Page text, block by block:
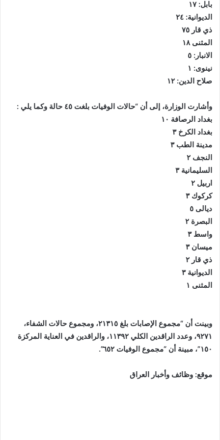
بابل: ١٧
الديوانية: ٢٤
ذي قار ٧٥
المثنى ١٨
الانبار: ٥
نينوى: ١
صلاح الدين: ١٢
وأشارت الوزارة، إلى أن “حالات الوفيات بلغت ٤٥ حالة وكما يلي :
بغداد الرصافة ١٠
بغداد الكرخ ٣
مدينة الطب ٣
النجف ٢
السليمانية ٣
اربيل ٢
كركوك ٣
ديالى ٥
البصرة ٢
واسط ٣
ميسان ٣
ذي قار ٢
الديوانية ٣
المثنى ١
وبينت أن “مجموع الإصابات بلغ ٢١٣١٥، ومجموع حالات الشفاء،
٩٢٧١، وعدد الراقدين الكلي ١١٣٩٢، والراقدين في العناية المركزة
١٥٠”، مبينة أن “مجموع الوفيات ٦٥٢”.
موقع: وظائف وأخبار العراق